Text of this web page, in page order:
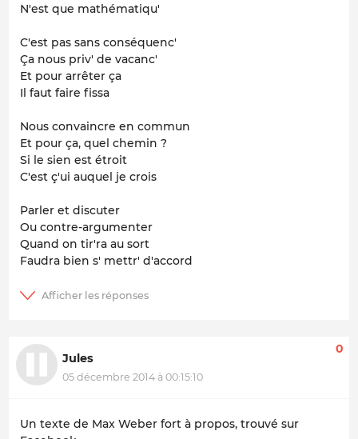
N'est que mathématiqu'
C'est pas sans conséquenc'
Ça nous priv' de vacanc'
Et pour arrêter ça
Il faut faire fissa
Nous convaincre en commun
Et pour ça, quel chemin ?
Si le sien est étroit
C'est ç'ui auquel je crois
Parler et discuter
Ou contre-argumenter
Quand on tir'ra au sort
Faudra bien s' mettr' d'accord
Jules
05 décembre 2014 à 00:15:10
0
Un texte de Max Weber fort à propos, trouvé sur